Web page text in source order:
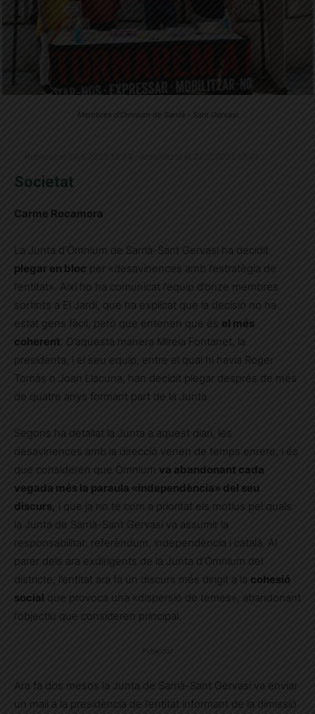
Membres d'Òmnium de Sarrià - Sant Gervasi
Societat
Carme Rocamora
La Junta d’Òmnium de Sarrià-Sant Gervasi ha decidit
plegar en bloc per «desavinences amb l’estratègia de
l’entitat». Així ho ha comunicat l’equip d’onze membres
sortints a El Jardí, que ha explicat que la decisió no ha
estat gens fàcil, però que entenen que és el més
coherent. D’aquesta manera Mireia Fontanet, la
presidenta, i el seu equip, entre el qual hi havia Roger
Tomàs o Joan Llacuna, han decidit plegar després de més
de quatre anys formant part de la Junta.
Segons ha detallat la Junta a aquest diari, les
desavinences amb la direcció venen de temps enrere, i és
que consideren que Òmnium va abandonant cada
vegada més la paraula «independència» del seu
discurs,
i que ja no té com a prioritat els motius pel quals
la Junta de Sarrià-Sant Gervasi va assumir la
responsabilitat: referèndum, independència i català. Al
parer dels ara exdirigents de la Junta d’Òmnium del
districte, l’entitat ara fa un discurs més dirigit a la cohesió
social que provoca una «dispersió de temes», abandonant
l’objectiu que consideren principal.
Publicitat
Ara fa dos mesos la Junta de Sarrià-Sant Gervasi va enviar
un mail a la presidència de l’entitat informant de la dimissió